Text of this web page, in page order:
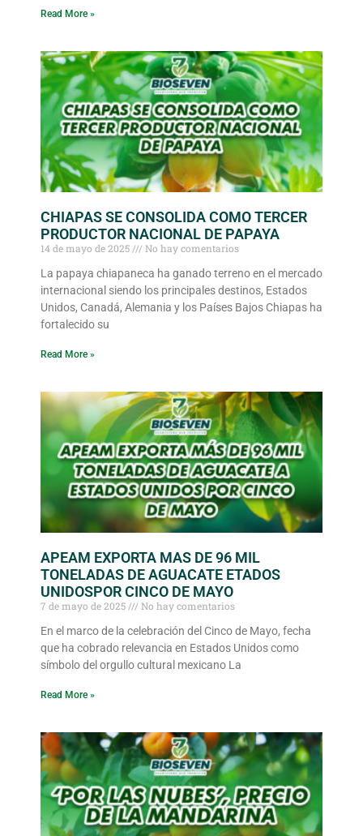
Read More »
CHIAPAS SE CONSOLIDA COMO TERCER
PRODUCTOR NACIONAL DE PAPAYA
14 de mayo de 2025
No hay comentarios
La papaya chiapaneca ha ganado terreno en el mercado
internacional siendo los principales destinos, Estados
Unidos, Canadá, Alemania y los Países Bajos Chiapas ha
fortalecido su
Read More »
APEAM EXPORTA MAS DE 96 MIL
TONELADAS DE AGUACATE ETADOS
UNIDOSPOR CINCO DE MAYO
7 de mayo de 2025
No hay comentarios
En el marco de la celebración del Cinco de Mayo, fecha
que ha cobrado relevancia en Estados Unidos como
símbolo del orgullo cultural mexicano La
Read More »